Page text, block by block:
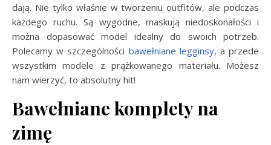
dają. Nie tylko właśnie w tworzeniu outfitów, ale podczas
każdego ruchu. Są wygodne, maskują niedoskonałości i
można dopasować model idealny do swoich potrzeb.
Polecamy w szczególności bawełniane legginsy, a przede
wszystkim modele z prążkowanego materiału. Możesz
nam wierzyć, to absolutny hit!
Bawełniane komplety na
zimę